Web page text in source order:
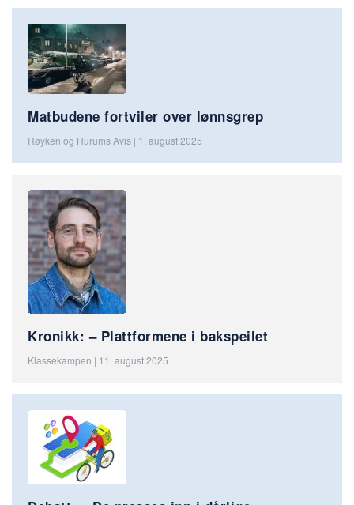
Matbudene fortviler over lønnsgrep
Røyken og Hurums Avis | 1. august 2025
Kronikk: – Plattformene i bakspeilet
Klassekampen | 11. august 2025